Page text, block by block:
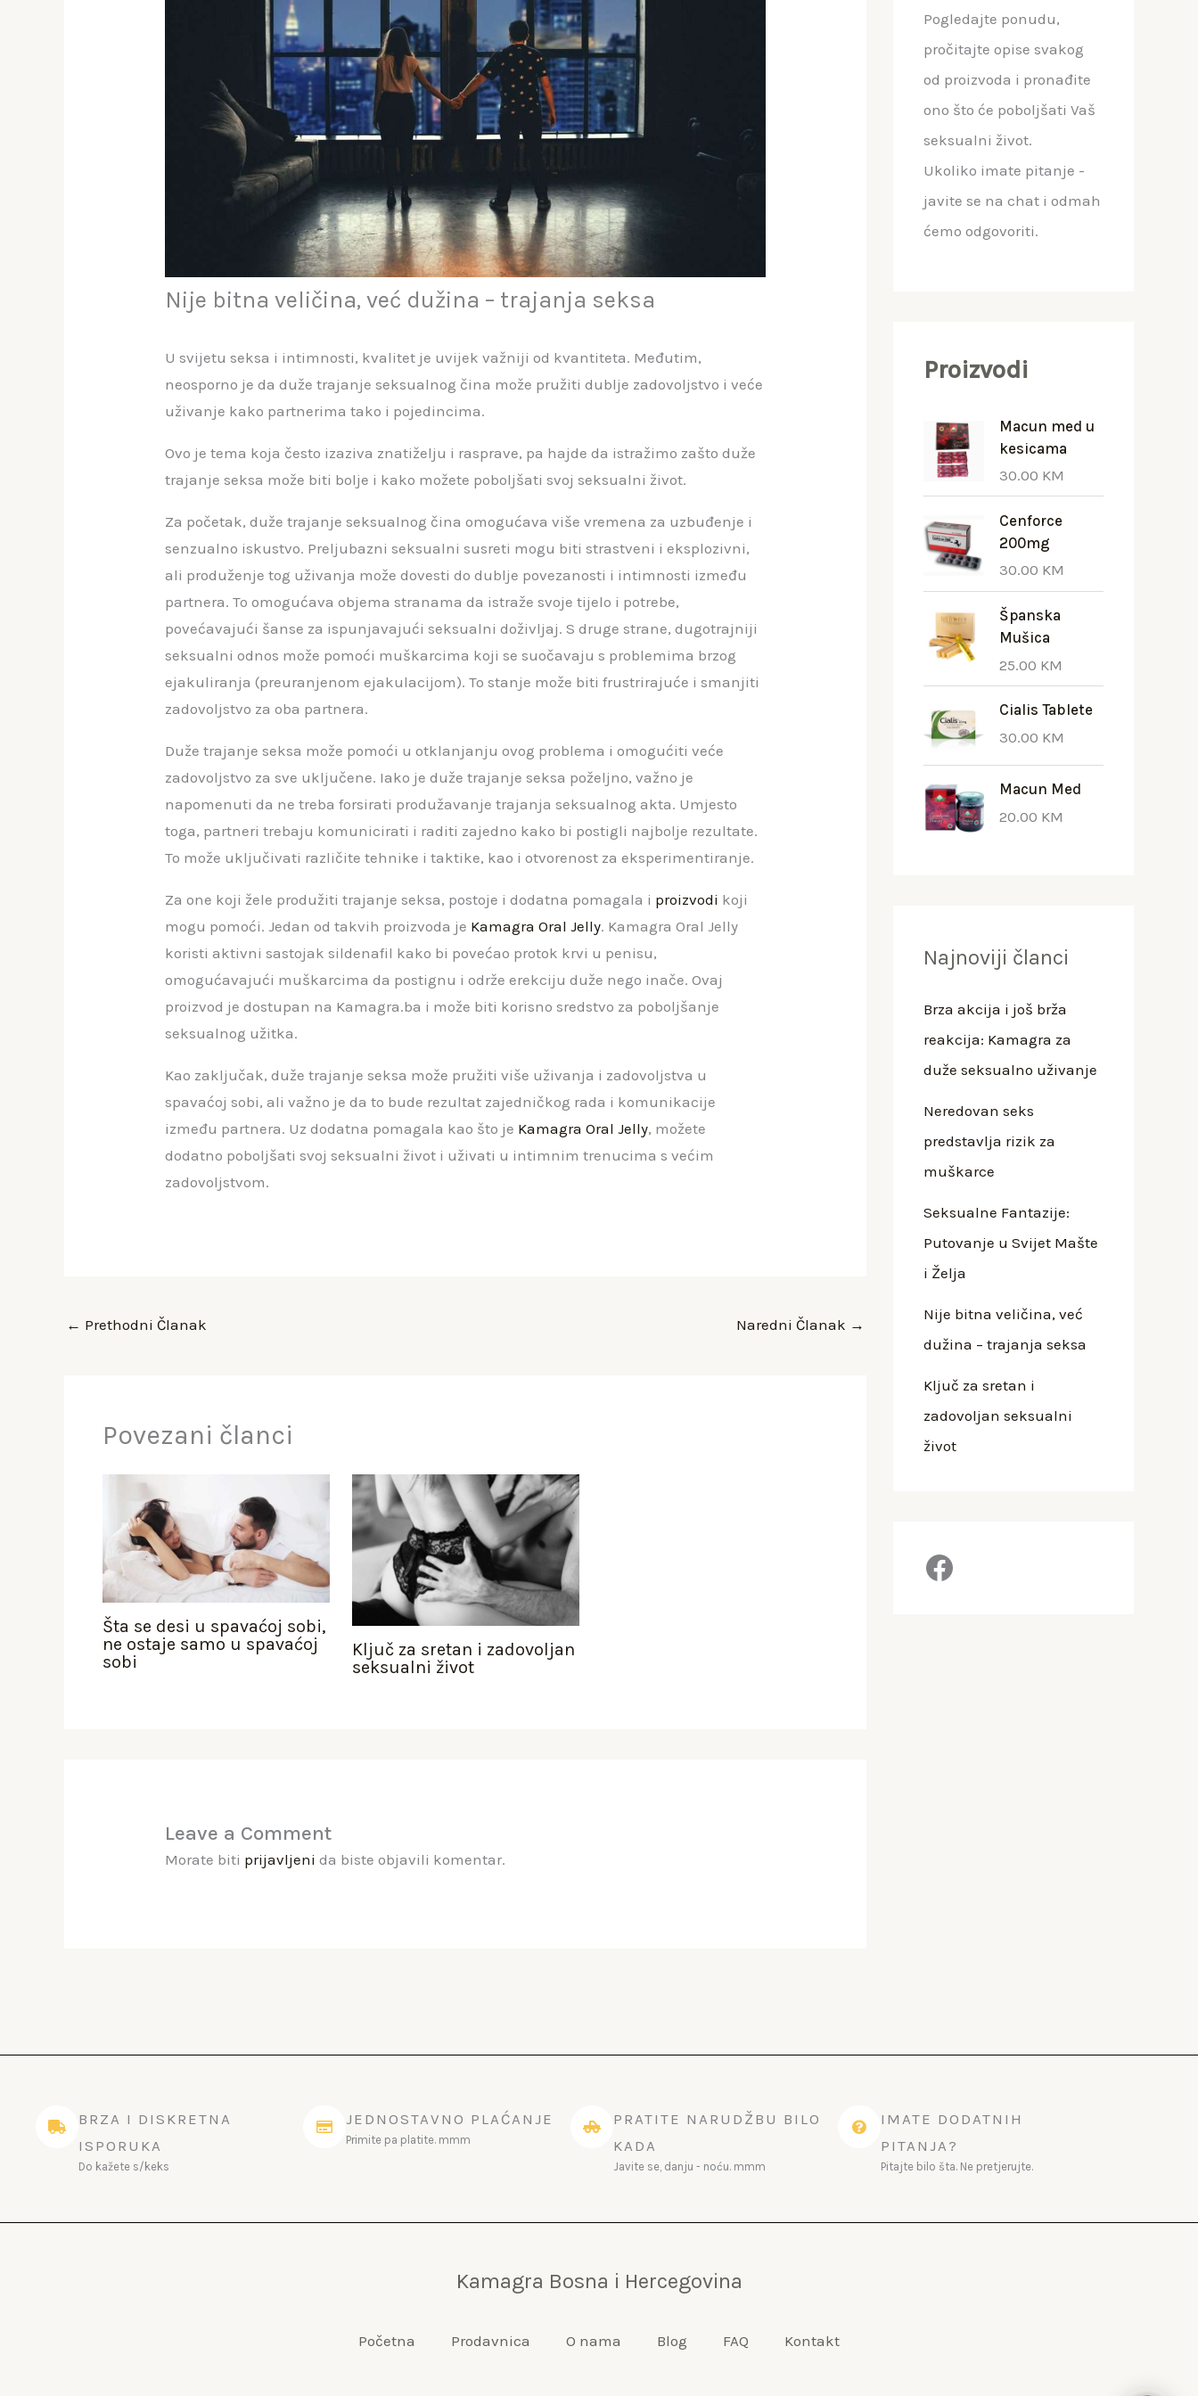
Nije bitna veličina, već dužina – trajanja seksa
U svijetu seksa i intimnosti, kvalitet je uvijek važniji od kvantiteta. Međutim,
neosporno je da duže trajanje seksualnog čina može pružiti dublje zadovoljstvo i veće
uživanje kako partnerima tako i pojedincima.
Ovo je tema koja često izaziva znatiželju i rasprave, pa hajde da istražimo zašto duže
trajanje seksa može biti bolje i kako možete poboljšati svoj seksualni život.
Za početak, duže trajanje seksualnog čina omogućava više vremena za uzbuđenje i
senzualno iskustvo. Preljubazni seksualni susreti mogu biti strastveni i eksplozivni,
ali produženje tog uživanja može dovesti do dublje povezanosti i intimnosti između
partnera. To omogućava objema stranama da istraže svoje tijelo i potrebe,
povećavajući šanse za ispunjavajući seksualni doživljaj. S druge strane, dugotrajniji
seksualni odnos može pomoći muškarcima koji se suočavaju s problemima brzog
ejakuliranja (preuranjenom ejakulacijom). To stanje može biti frustrirajuće i smanjiti
zadovoljstvo za oba partnera.
Duže trajanje seksa može pomoći u otklanjanju ovog problema i omogućiti veće
zadovoljstvo za sve uključene. Iako je duže trajanje seksa poželjno, važno je
napomenuti da ne treba forsirati produžavanje trajanja seksualnog akta. Umjesto
toga, partneri trebaju komunicirati i raditi zajedno kako bi postigli najbolje rezultate.
To može uključivati ​​različite tehnike i taktike, kao i otvorenost za eksperimentiranje.
Za one koji žele produžiti trajanje seksa, postoje i dodatna pomagala i proizvodi koji
mogu pomoći. Jedan od takvih proizvoda je Kamagra Oral Jelly. Kamagra Oral Jelly
koristi aktivni sastojak sildenafil kako bi povećao protok krvi u penisu,
omogućavajući muškarcima da postignu i održe erekciju duže nego inače. Ovaj
proizvod je dostupan na Kamagra.ba i može biti korisno sredstvo za poboljšanje
seksualnog užitka.
Kao zaključak, duže trajanje seksa može pružiti više uživanja i zadovoljstva u
spavaćoj sobi, ali važno je da to bude rezultat zajedničkog rada i komunikacije
između partnera. Uz dodatna pomagala kao što je Kamagra Oral Jelly, možete
dodatno poboljšati svoj seksualni život i uživati ​​u intimnim trenucima s većim
zadovoljstvom.
← Prethodni Članak Naredni Članak →
Povezani članci
Šta se desi u spavaćoj sobi,
ne ostaje samo u spavaćoj
sobi
Ključ za sretan i zadovoljan
seksualni život
Leave a Comment
Morate biti prijavljeni da biste objavili komentar.
Pogledajte ponudu,
pročitajte opise svakog
od proizvoda i pronađite
ono što će poboljšati Vaš
seksualni život.
Ukoliko imate pitanje -
javite se na chat i odmah
ćemo odgovoriti.
Proizvodi
Macun med u
kesicama
30.00 KM
Cenforce
200mg
30.00 KM
Španska
Mušica
25.00 KM
Cialis Tablete
30.00 KM
Macun Med
20.00 KM
Najnoviji članci
Brza akcija i još brža
reakcija: Kamagra za
duže seksualno uživanje
Neredovan seks
predstavlja rizik za
muškarce
Seksualne Fantazije:
Putovanje u Svijet Mašte
i Želja
Nije bitna veličina, već
dužina – trajanja seksa
Ključ za sretan i
zadovoljan seksualni
život
BRZA I DISKRETNA
ISPORUKA
Do kažete s/keks
JEDNOSTAVNO PLAĆANJE
Primite pa platite. mmm
PRATITE NARUDŽBU BILO
KADA
Javite se, danju - noću. mmm
IMATE DODATNIH
PITANJA?
Pitajte bilo šta. Ne pretjerujte.
Kamagra Bosna i Hercegovina
Početna Prodavnica O nama Blog FAQ Kontakt